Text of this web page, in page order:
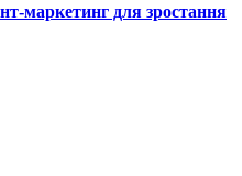
маркетинг для зростання